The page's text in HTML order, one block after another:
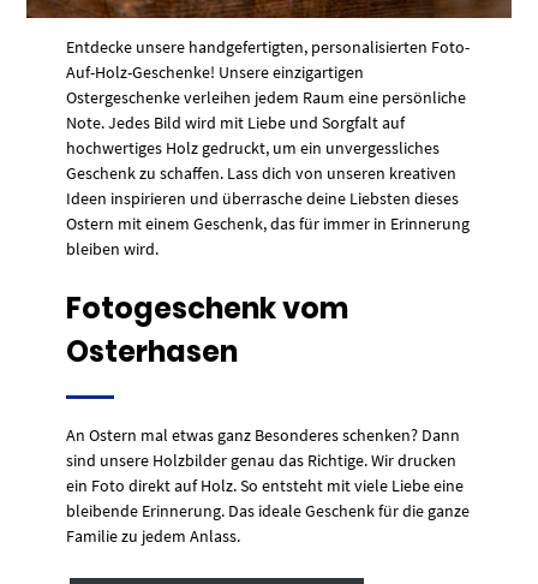
Entdecke unsere handgefertigten, personalisierten Foto-
Auf-Holz-Geschenke! Unsere einzigartigen
Ostergeschenke verleihen jedem Raum eine persönliche
Note. Jedes Bild wird mit Liebe und Sorgfalt auf
hochwertiges Holz gedruckt, um ein unvergessliches
Geschenk zu schaffen. Lass dich von unseren kreativen
Ideen inspirieren und überrasche deine Liebsten dieses
Ostern mit einem Geschenk, das für immer in Erinnerung
bleiben wird.
Fotogeschenk vom
Osterhasen
An Ostern mal etwas ganz Besonderes schenken? Dann
sind unsere Holzbilder genau das Richtige. Wir drucken
ein Foto direkt auf Holz. So entsteht mit viele Liebe eine
bleibende Erinnerung. Das ideale Geschenk für die ganze
Familie zu jedem Anlass.